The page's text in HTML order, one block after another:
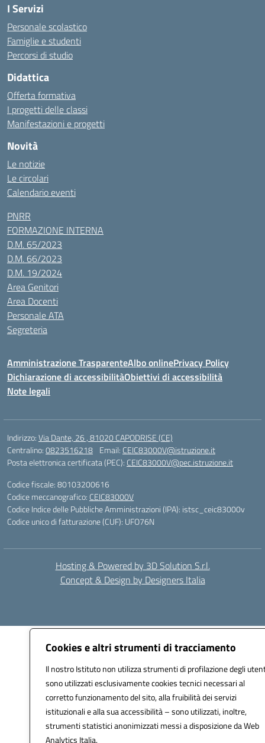
Cookies e altri strumenti di tracciamento
Il nostro Istituto non utilizza strumenti di profilazione degli
sono utilizzati esclusivamente cookies tecnici necessari al
corretto funzionamento del sito, alla fruibilità dei servizi
istituzionali e alla sua accessibilità – sono utilizzati, inoltre,
strumenti statistici anonimizzati messi a disposizione da Web
Analytics Italia.
I Servizi
Personale scolastico
Famiglie e studenti
Percorsi di studio
Didattica
Offerta formativa
I progetti delle classi
Manifestazioni e progetti
Novità
Le notizie
Le circolari
Calendario eventi
PNRR
FORMAZIONE INTERNA
D.M. 65/2023
D.M. 66/2023
D.M. 19/2024
Area Genitori
Area Docenti
Personale ATA
Segreteria
Amministrazione TrasparenteAlbo onlinePrivacy Policy
Dichiarazione di accessibilitàObiettivi di accessibilità
Note legali
Indirizzo:Via Dante, 26 , 81020 CAPODRISE (CE)
Centralino:0823516218 Email: CEIC83000V@istruzione.it
Posta elettronica certificata (PEC): CEIC83000V@pec.istruzione.it
Codice fiscale: 80103200616
Codice meccanografico: CEIC83000V
Codice Indice delle Pubbliche Amministrazioni (IPA): istsc_ceic83000v
Codice unico di fatturazione (CUF): UFO76N
Hosting & Powered by 3D Solution S.r.l.
Concept & Design by Designers Italia